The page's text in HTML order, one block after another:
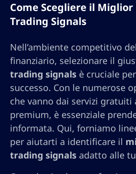
Come Scegliere il
Trading Signals
Nell’ambiente competitivo
finanziario, selezionare il
trading signals è cruciale
successo. Con le numerose
che vanno dai servizi gratuiti
premium, è essenziale
informata. Qui, forniamo
per aiutarti a identificare il
trading signals adatto alle